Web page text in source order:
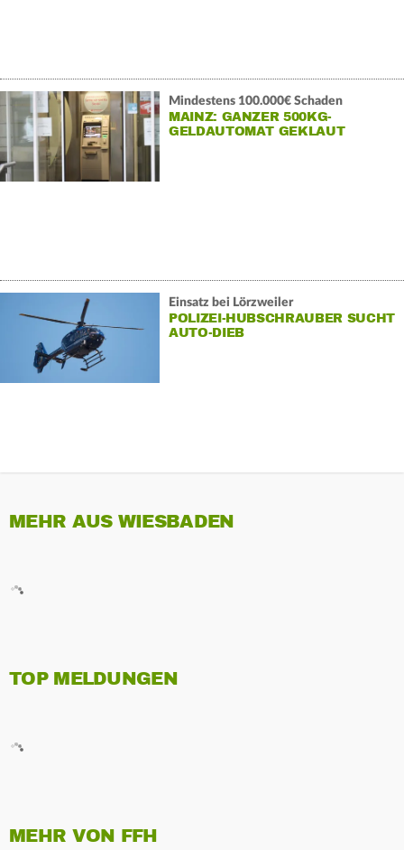
Mindestens 100.000€ Schaden
MAINZ: GANZER 500KG-
GELDAUTOMAT GEKLAUT
Einsatz bei Lörzweiler
POLIZEI-HUBSCHRAUBER SUCHT
AUTO-DIEB
MEHR AUS WIESBADEN
TOP MELDUNGEN
MEHR VON FFH